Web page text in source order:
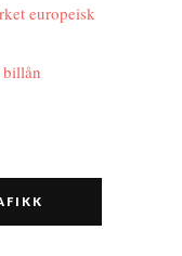
europeisk
billån